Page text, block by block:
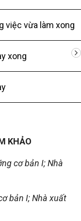
việc vừa làm xong
xong
cơ bản I;Nhà
bản I;Nhà xuất